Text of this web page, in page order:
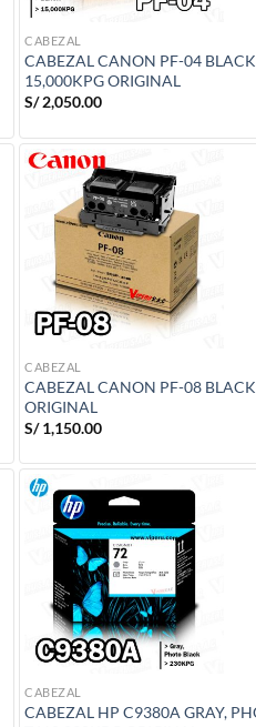
CABEZAL
CABEZAL CANON PF-04
15,000KPG ORIGINAL
S/2,050.00
CABEZAL
CABEZAL CANON PF-08
ORIGINAL
S/1,150.00
CABEZAL
CABEZAL HP C9380A GRAY,